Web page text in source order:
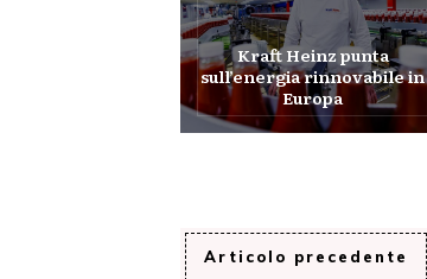
Kraft Heinz punta
sull’energia rinnovabile in
Europa
Articolo precedente